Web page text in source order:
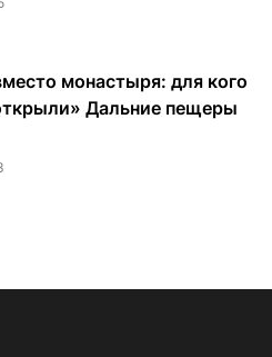
монастыря: для кого
Дальние пещеры